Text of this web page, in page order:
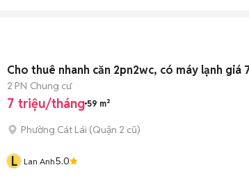
2 PN Chung cư
7 triệu/tháng 59 m²
Phường Cát Lái (Quận 2 cũ)
L Lan Anh5.0